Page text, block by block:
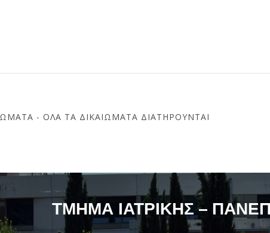
- ΌΛΑ ΤΑ ΔΙΚΑΙΏΜΑΤΑ ΔΙΑΤΗΡΟΎΝΤΑΙ
ΤΜΉΜΑ ΙΑΤΡΙΚΉΣ –